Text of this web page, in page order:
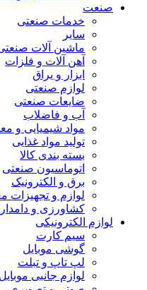
صنعت
خدمات صنعتی
سایر
ماشین آلات
آهن آلات و فلزات
ابزار و یراق
لوازم صنعتی
ضایعات صنعتی
آب و فاضلاب
مواد شیمیایی و
تولید مواد غذایی
بسته بندی کالا
اتوماسیون صنعتی
برق و الکترونیک
لوازم و تجهیزات
کشاورزی و
لوازم الکترونیکی
سیم کارت
گوشی موبایل
لپ تاپ و تبلت
لوازم جانبی موبایل